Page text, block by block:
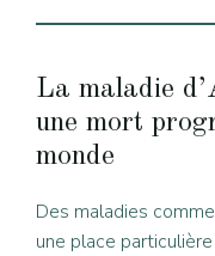
La maladie
une mort
monde
Des maladies
une place